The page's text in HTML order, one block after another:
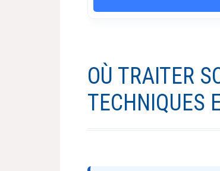
OÙ TRAITER
TECHNIQUES